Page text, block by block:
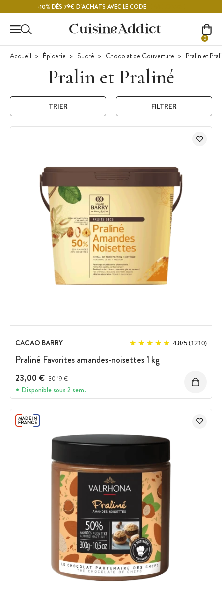
Contenu principal-10% DÈS 79€ D'ACHATS AVEC LE CODE
0
Accueil Épicerie Sucré Chocolat de Couverture Pralin et
Pralin et Praliné
TRIER FILTRER
CACAO BARRY 4.8/5(1210)
Praliné Favorites amandes-noisettes 1 kg
23,00 € Prix avant réduction :
30,19 €
Disponible sous 2 sem.